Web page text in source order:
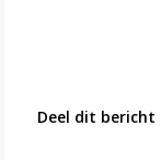
Deel dit bericht